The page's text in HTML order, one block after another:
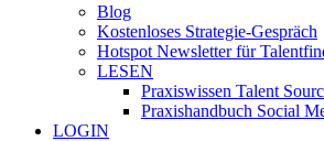
Blog
Kostenloses Strategie-Gespräch
Hotspot Newsletter für
LESEN
Praxiswissen Talent
Praxishandbuch Social
LOGIN